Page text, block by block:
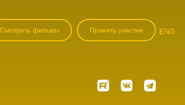
Смотреть фильмы Принять участие ENG